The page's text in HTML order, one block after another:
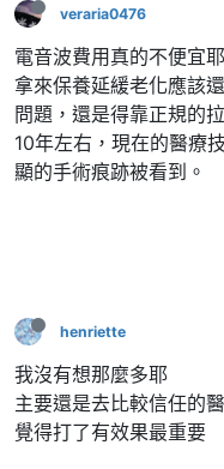
veraria0476
電音波費用真的不便宜
拿來保養延緩老化應該
問題，還是得靠正規的
10年左右，現在的醫療
顯的手術痕跡被看到。
henriette
我沒有想那麼多耶
主要還是去比較信任的
覺得打了有效果最重要